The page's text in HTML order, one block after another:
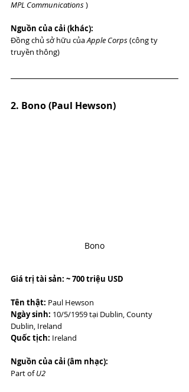
MPL Communications )
Nguồn của cải (khác):
Đồng chủ sở hữu của Apple Corps (công ty
truyền thông)
2. Bono (Paul Hewson)
Bono
Giá trị tài sản: ~ 700 triệu USD
Tên thật: Paul Hewson
Ngày sinh: 10/5/1959 tại Dublin, County
Dublin, Ireland
Quốc tịch: Ireland
Nguồn của cải (âm nhạc):
Part of U2